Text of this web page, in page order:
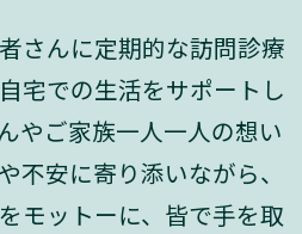
さんに定期的な訪問診療
宅での生活をサポートし
やご家族一人一人の想い
不安に寄り添いながら、
モットーに、皆で手を取